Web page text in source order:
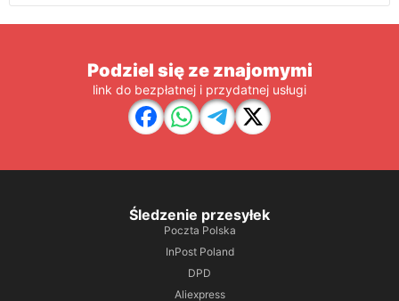
Podziel się ze znajomymi
link do bezpłatnej i przydatnej usługi
Śledzenie przesyłek
Poczta Polska
InPost Poland
DPD
Aliexpress